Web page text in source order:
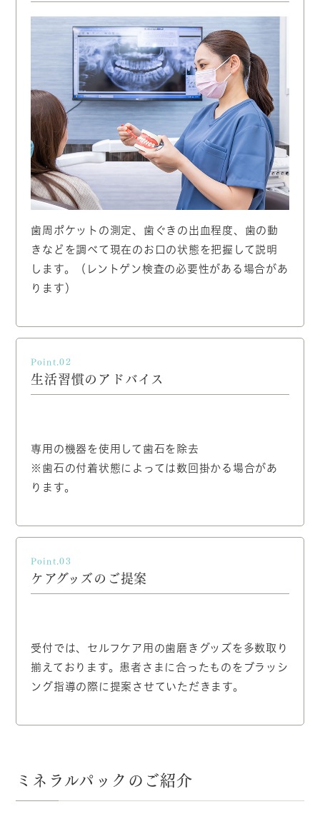
歯周ポケットの測定、歯ぐきの出血程度、歯の動
きなどを調べて現在のお口の状態を把握して説明
します。（レントゲン検査の必要性がある場合があ
ります）
Point.02
生活習慣のアドバイス
専用の機器を使用して歯石を除去
※歯石の付着状態によっては数回掛かる場合があ
ります。
Point.03
ケアグッズのご提案
受付では、セルフケア用の歯磨きグッズを多数取り
揃えております。患者さまに合ったものをブラッシ
ング指導の際に提案させていただきます。
ミネラルパックのご紹介